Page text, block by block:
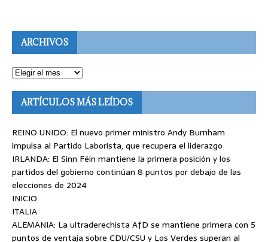
ARCHIVOS
ARTÍCULOS MÁS LEÍDOS
REINO UNIDO: El nuevo primer ministro Andy Burnham
impulsa al Partido Laborista, que recupera el liderazgo
IRLANDA: El Sinn Féin mantiene la primera posición y los
partidos del gobierno continúan 8 puntos por debajo de las
elecciones de 2024
INICIO
ITALIA
ALEMANIA: La ultraderechista AfD se mantiene primera con 5
puntos de ventaja sobre CDU/CSU y Los Verdes superan al